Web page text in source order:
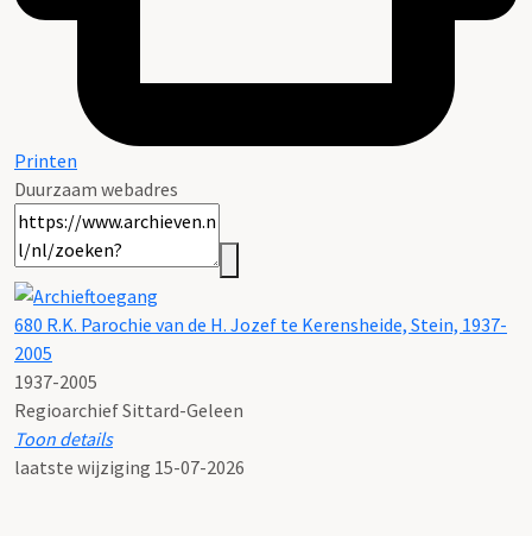
Printen
Duurzaam webadres
680 R.K. Parochie van de H. Jozef te Kerensheide, Stein, 1937-
2005
1937-2005
Regioarchief Sittard-Geleen
Toon details
Datering:
laatste wijziging 15-07-2026